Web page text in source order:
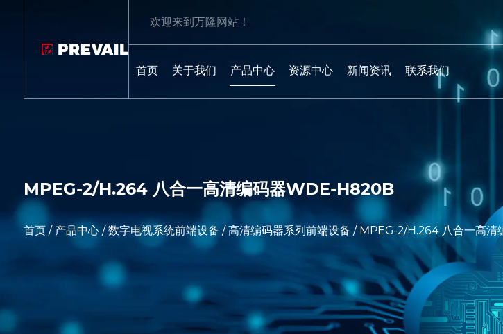
欢迎来到万隆网站！
首页 关于我们 产品中心 资源中心 新闻资讯 联系我们
MPEG-2/H.264 八合一高清编码器WDE-H820B
首页/ 产品中心/数字电视系统前端设备 /高清编码器系列前端设备 / MPEG-2/H.264 八合一高